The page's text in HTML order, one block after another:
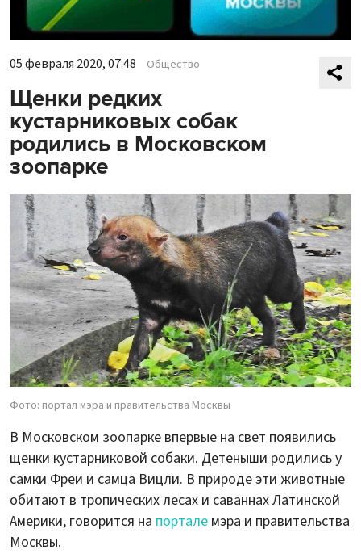
05 февраля 2020, 07:48 Общество
Щенки редких
кустарниковых собак
родились в Московском
зоопарке
Фото: портал мэра и правительства Москвы
В Московском зоопарке впервые на свет появились
щенки кустарниковой собаки. Детеныши родились у
самки Фреи и самца Вицли. В природе эти животные
обитают в тропических лесах и саваннах Латинской
Америки, говорится на портале мэра и правительства
Москвы.